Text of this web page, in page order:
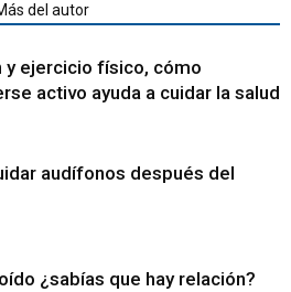
del autor
y ejercicio físico, cómo
activo ayuda a cuidar la salud
audífonos después del
¿sabías que hay relación?